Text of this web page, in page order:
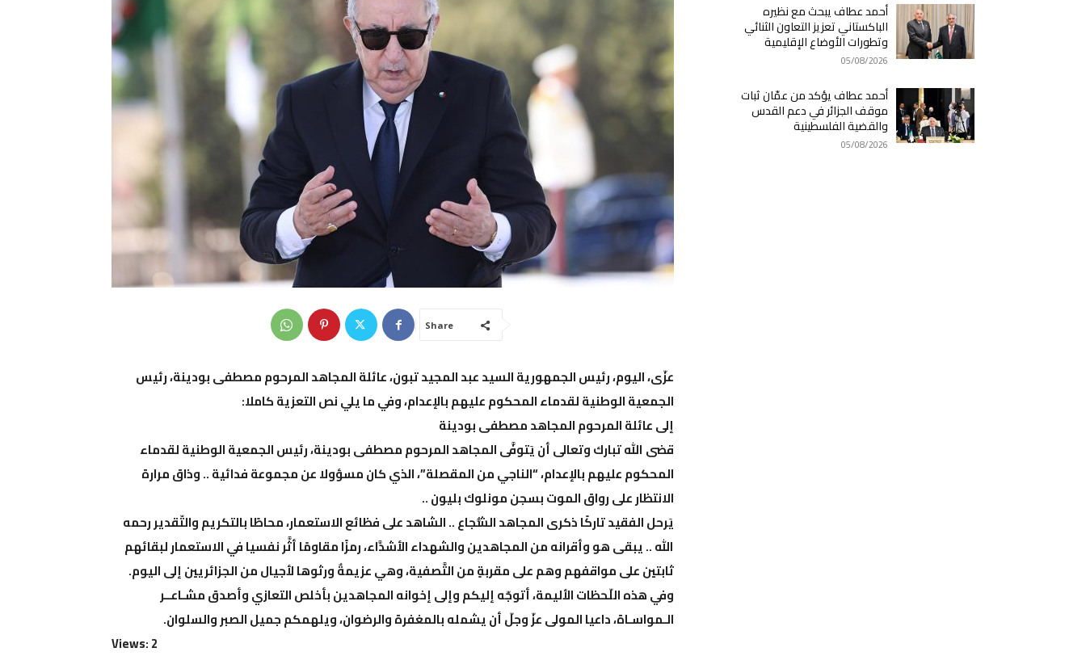
Share
عزّى، اليوم، رئيس الجمهورية السيد عبد المجيد تبون، عائلة المجاهد المرحوم مصطفى بودينة، رئيس
الجمعية الوطنية لقدماء المحكوم عليهم بالإعدام، وفي ما يلي نص التعزية كاملا:
إلى عائلة المرحوم المجاهد مصطفى بودينة
قضى الله تبارك وتعالى أن يَتوفَّى المجاهد المرحوم مصطفى بودينة، رئيس الجمعية الوطنية لقدماء
المحكوم عليهم بالإعدام، “الناجي من المقصلة”، الذي كان مسؤولا عن مجموعة فدائية .. وذاق مرارة
الانتظار على رواق الموت بسجن مونلوك بليون ..
يَرحل الفقيد تاركًا ذكرى المجاهد الشُّجاع .. الشاهد على فظائع الاستعمار، محاطًا بالتكريم والتّقدير رحمه
الله .. يبقى هو وأقرانه من المجاهدين والشهداء الأشدَّاء، رمزًا مقاومًا أثَّر نفسيا في الاستعمار لبقائهم
ثابتين على مواقفهم وهم على مقربةٍ من التَّصفية، وهي عزيمةٌ ورثوها لأجيال من الجزائريين إلى اليوم.
وفي هذه اللّحظات الأليمة، أتوجّه إليكم وإلى إخوانه المجاهدين بأخلص التعازي وأصدق مشـاعــر
الـمواسـاة، داعيا المولى عزّ وجلّ أن يشمله بالمغفرة والرضوان، ويلهمكم جميل الصبر والسلوان.
Views: 2
أحمد عطاف يبحث مع نظيره
الباكستاني تعزيز التعاون الثنائي
وتطورات الأوضاع الإقليمية
05/08/2026
أحمد عطاف يؤكد من عمّان ثبات
موقف الجزائر في دعم القدس
والقضية الفلسطينية
05/08/2026